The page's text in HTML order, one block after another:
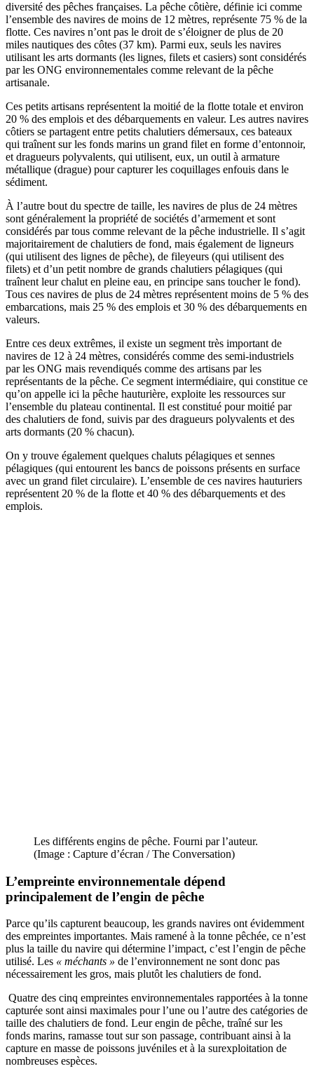
diversité des pêches françaises. La pêche côtière, définie ici comme
l’ensemble des navires de moins de 12 mètres, représente 75 % de la
flotte. Ces navires n’ont pas le droit de s’éloigner de plus de 20
miles nautiques des côtes (37 km). Parmi eux, seuls les navires
utilisant les arts dormants (les lignes, filets et casiers) sont considérés
par les ONG environnementales comme relevant de la pêche
artisanale.
Ces petits artisans représentent la moitié de la flotte totale et environ
20 % des emplois et des débarquements en valeur. Les autres navires
côtiers se partagent entre petits chalutiers démersaux, ces bateaux
qui traînent sur les fonds marins un grand filet en forme d’entonnoir,
et dragueurs polyvalents, qui utilisent, eux, un outil à armature
métallique (drague) pour capturer les coquillages enfouis dans le
sédiment.
À l’autre bout du spectre de taille, les navires de plus de 24 mètres
sont généralement la propriété de sociétés d’armement et sont
considérés par tous comme relevant de la pêche industrielle. Il s’agit
majoritairement de chalutiers de fond, mais également de ligneurs
(qui utilisent des lignes de pêche), de fileyeurs (qui utilisent des
filets) et d’un petit nombre de grands chalutiers pélagiques (qui
traînent leur chalut en pleine eau, en principe sans toucher le fond).
Tous ces navires de plus de 24 mètres représentent moins de 5 % des
embarcations, mais 25 % des emplois et 30 % des débarquements en
valeurs.
Entre ces deux extrêmes, il existe un segment très important de
navires de 12 à 24 mètres, considérés comme des semi-industriels
par les ONG mais revendiqués comme des artisans par les
représentants de la pêche. Ce segment intermédiaire, qui constitue ce
qu’on appelle ici la pêche hauturière, exploite les ressources sur
l’ensemble du plateau continental. Il est constitué pour moitié par
des chalutiers de fond, suivis par des dragueurs polyvalents et des
arts dormants (20 % chacun).
On y trouve également quelques chaluts pélagiques et sennes
pélagiques (qui entourent les bancs de poissons présents en surface
avec un grand filet circulaire). L’ensemble de ces navires hauturiers
représentent 20 % de la flotte et 40 % des débarquements et des
emplois.
Les différents engins de pêche. Fourni par l’auteur.
(Image : Capture d’écran / The Conversation)
L’empreinte environnementale dépend
principalement de l’engin de pêche
Parce qu’ils capturent beaucoup, les grands navires ont évidemment
des empreintes importantes. Mais ramené à la tonne pêchée, ce n’est
plus la taille du navire qui détermine l’impact, c’est l’engin de pêche
utilisé. Les « méchants » de l’environnement ne sont donc pas
nécessairement les gros, mais plutôt les chalutiers de fond.
Quatre des cinq empreintes environnementales rapportées à la tonne
capturée sont ainsi maximales pour l’une ou l’autre des catégories de
taille des chalutiers de fond. Leur engin de pêche, traîné sur les
fonds marins, ramasse tout sur son passage, contribuant ainsi à la
capture en masse de poissons juvéniles et à la surexploitation de
nombreuses espèces.